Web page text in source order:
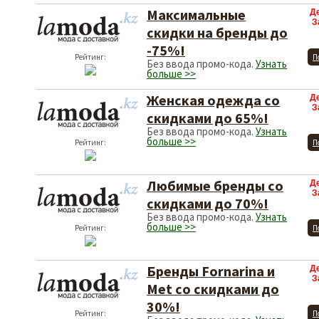
Рейтинг:
Максимальные
скидки на бренды до
-75%!
Без ввода промо-кода. Узнать
больше >>
Рейтинг:
Женская одежда cо
скидками до 65%!
Без ввода промо-кода. Узнать
больше >>
Рейтинг:
Любимые бренды cо
скидками до 70%!
Без ввода промо-кода. Узнать
больше >>
Рейтинг:
Бренды Fornarina и
Met cо скидками до
30%!